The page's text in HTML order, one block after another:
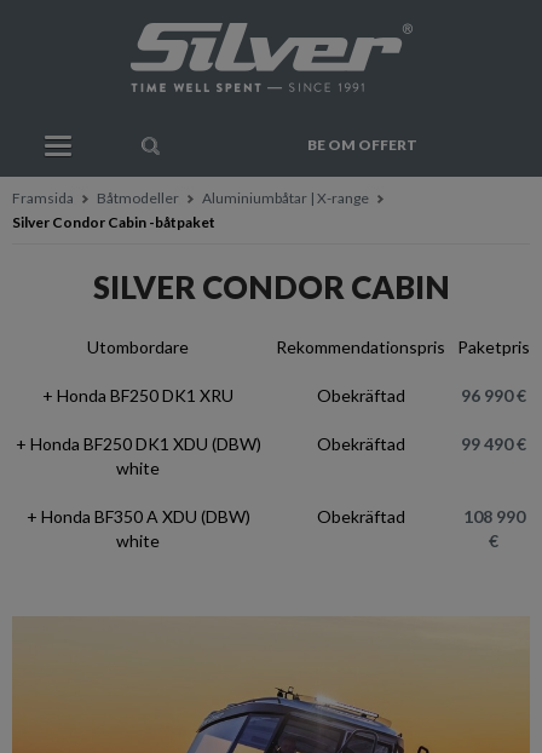
BE OM OFFERT
Framsida Båtmodeller
Aluminiumbåtar | X-range
Silver Condor Cabin -båtpaket
SILVER CONDOR CABIN
Utombordare Rekommendationspris Paketpris
+ Honda BF250 DK1 XRU Obekräftad 96 990 €
+ Honda BF250 DK1 XDU (DBW)
white
Obekräftad 99 490 €
+ Honda BF350 A XDU (DBW)
white
Obekräftad
108 990
€